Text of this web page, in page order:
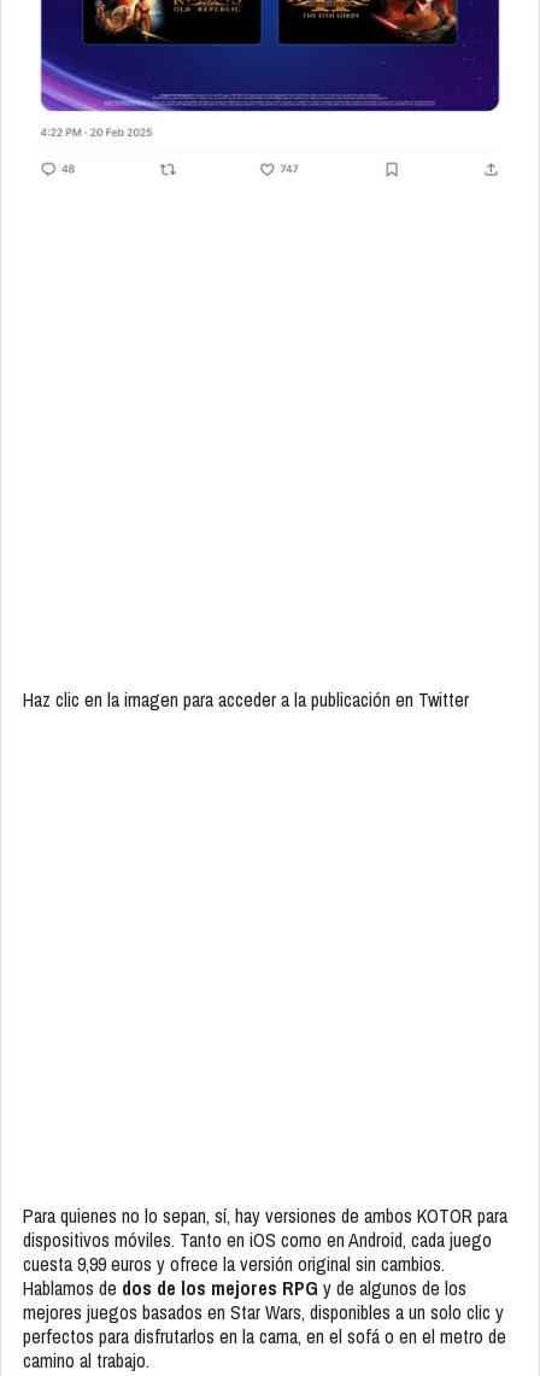
Haz clic en la imagen para acceder a la publicación en Twitter
Para quienes no lo sepan, sí, hay versiones de ambos KOTOR para
dispositivos móviles. Tanto en iOS como en Android, cada juego
cuesta 9,99 euros y ofrece la versión original sin cambios.
Hablamos de dos de los mejores RPG y de algunos de los
mejores juegos basados en Star Wars, disponibles a un solo clic y
perfectos para disfrutarlos en la cama, en el sofá o en el metro de
camino al trabajo.